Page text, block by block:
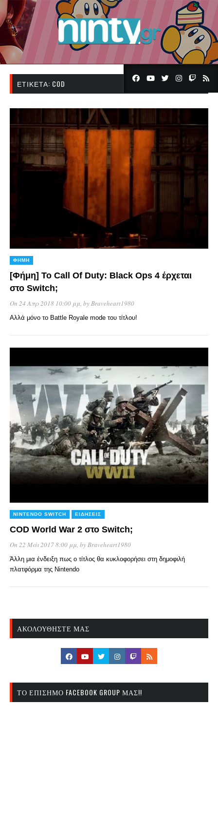
ΕΤΙΚΈΤΑ: COD
ΦΉΜΗ
[Φήμη] To Call Of Duty: Black Ops 4 έρχεται
στο Switch;
On 24 Απρ 2018 10:00 μμ, byBraveheart1980
Αλλά μόνο το Battle Royale mode του τίτλου!
NINTENDO SWITCH ΕΙΔΉΣΕΙΣ
COD World War 2 στο Switch;
On 22 Μάι 2017 8:00 μμ, byBraveheart1980
Άλλη μια ένδειξη πως ο τίτλος θα κυκλοφορήσει στη δημοφιλή
πλατφόρμα της Nintendo
ΑΚΟΛΟΥΘΉΣΤΕ ΜΑΣ
ΤΟ ΕΠΊΣΗΜΟ FACEBOOK GROUP ΜΑΣ!!